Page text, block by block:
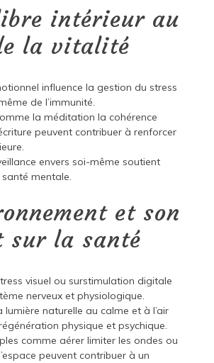
intérieur au
la vitalité
influence la gestion du stress
de l’immunité.
la méditation la cohérence
peuvent contribuer à renforcer
envers soi-même soutient
mentale.
et son
sur la santé
visuel ou surstimulation digitale
nerveux et physiologique.
lumière naturelle au calme et à l’air
physique et psychique.
comme aérer limiter les ondes ou
peuvent contribuer à un